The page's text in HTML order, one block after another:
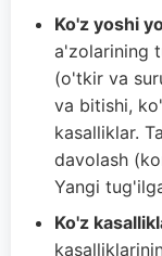
Ko'z yoshi
a'zolarining
(o'tkir va
va bitishi,
kasalliklar.
davolash
Yangi
Ko'z